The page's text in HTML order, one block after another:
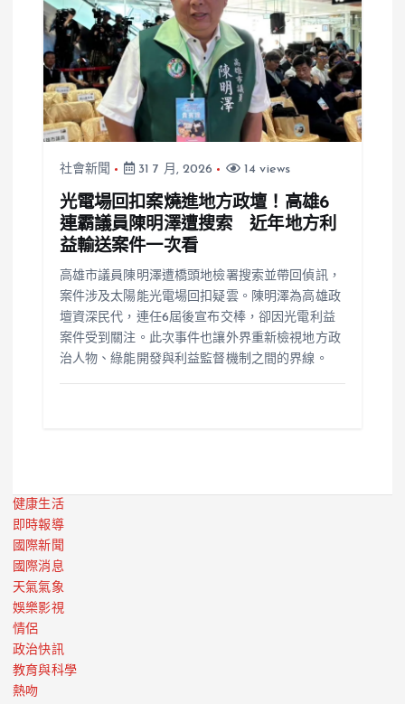
社會新聞 31 7 月, 2026 14 views
光電場回扣案燒進地方政壇！高雄6
連霸議員陳明澤遭搜索 近年地方利
益輸送案件一次看
高雄市議員陳明澤遭橋頭地檢署搜索並帶回偵訊，
案件涉及太陽能光電場回扣疑雲。陳明澤為高雄政
壇資深民代，連任6屆後宣布交棒，卻因光電利益
案件受到關注。此次事件也讓外界重新檢視地方政
治人物、綠能開發與利益監督機制之間的界線。
健康生活
即時報導
國際新聞
國際消息
天氣氣象
娛樂影視
情侶
政治快訊
教育與科學
熱吻